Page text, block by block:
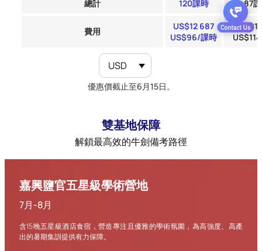
總計 120課時 87
費用 US$12 687
US$96/課時
US$
USD
優惠價截止至6月15日。
雙基地保障
解鎖最高效的牛劍備考路徑
嘉興鹽官五星級學術營地
7月-8月
含15晚五星級酒店食宿，營造專注且優雅的學術氛圍，為高強度、高產
出的暑期集訓提供有力保障。